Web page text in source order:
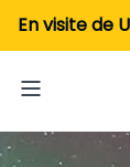
En visite de